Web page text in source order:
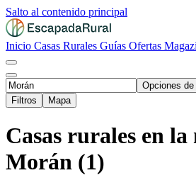
Salto al contenido principal
Inicio Casas Rurales Guías Ofertas
Opciones
Filtros
Mapa
Casas rurales en
Morán (1)